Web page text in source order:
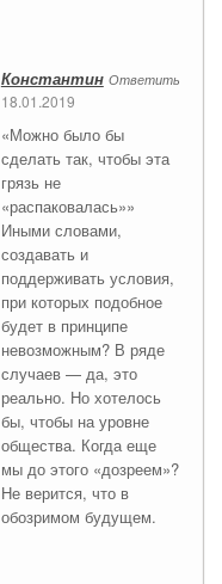
Ответить
Константин
18.01.2019
«Можно было бы
сделать так, чтобы эта
грязь не
«распаковалась»»
Иными словами,
создавать и
поддерживать условия,
при которых подобное
будет в принципе
невозможным? В ряде
случаев — да, это
реально. Но хотелось
бы, чтобы на уровне
общества. Когда еще
мы до этого «дозреем»?
Не верится, что в
обозримом будущем.